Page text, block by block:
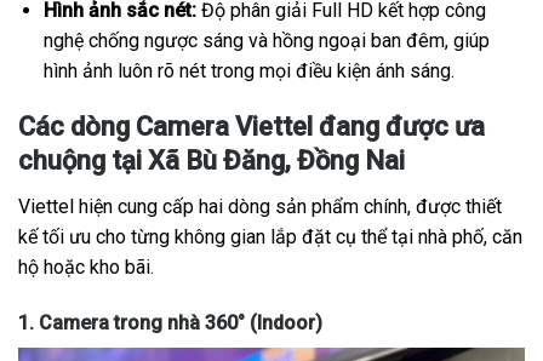
Hình ảnh sắc nét:Độ phân giải Full HD kết hợp công
nghệ chống ngược sáng và hồng ngoại ban đêm, giúp
hình ảnh luôn rõ nét trong mọi điều kiện ánh sáng.
Các dòng Camera Viettel đang được ưa
chuộng tại Xã Bù Đăng, Đồng Nai
Viettel hiện cung cấp hai dòng sản phẩm chính, được thiết
kế tối ưu cho từng không gian lắp đặt cụ thể tại nhà phố, căn
hộ hoặc kho bãi.
1. Camera trong nhà 360° (Indoor)